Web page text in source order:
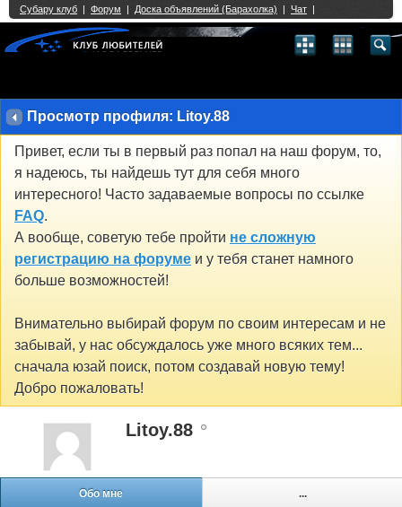
Просмотр профиля: Litoy.88
Привет, если ты в первый раз попал на наш форум, то,
я надеюсь, ты найдешь тут для себя много
интересного! Часто задаваемые вопросы по ссылке
FAQ.
А вообще, советую тебе пройти не сложную
регистрацию на форуме и у тебя станет намного
больше возможностей!
Внимательно выбирай форум по своим интересам и не
забывай, у нас обсуждалось уже много всяких тем...
сначала юзай поиск, потом создавай новую тему!
Добро пожаловать!
Litoy.88
Обо мне ...
Single Sign On provided byvBSSO
2 3 4 5 6 7 8 9 10 11 12 13 14 15 16 17 18 21 22 23 24 25 26
27
29 30 31 32 33 40 41 42 43